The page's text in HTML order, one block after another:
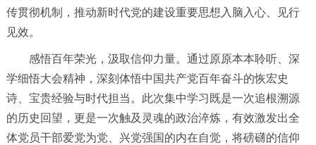
传贯彻机制，推动新时代党的建设重要思想入脑入心、见行
见效。
感悟百年荣光，汲取信仰力量。通过原原本本聆听、深
学细悟大会精神，深刻体悟中国共产党百年奋斗的恢宏史
诗、宝贵经验与时代担当。此次集中学习既是一次追根溯源
的历史回望，更是一次触及灵魂的政治淬炼，有效激发出全
体党员干部爱党为党、兴党强国的内在自觉，将磅礴的信仰